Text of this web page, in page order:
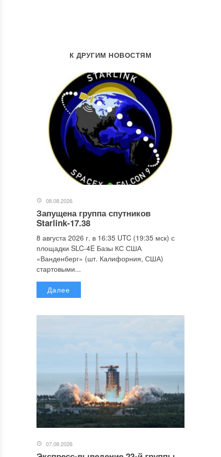
К ДРУГИМ НОВОСТЯМ
08.08.2026
Запущена группа спутников
Starlink-17.38
8 августа 2026 г. в 16:35 UTC (19:35 мск) с
площадки SLC-4E Базы КС США
«Ванденберг» (шт. Калифорния, США)
стартовыми...
Далее
07.08.2026